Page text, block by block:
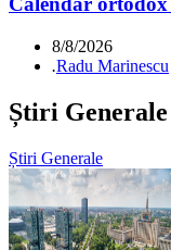
8/8/2026
.Radu Marinescu
Știri Generale
Știri Generale